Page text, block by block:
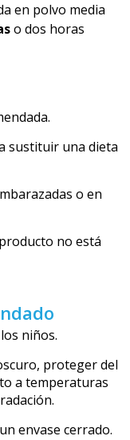
en polvo media
o dos horas
sustituir una dieta
o en
no está
niños.
proteger del
a temperaturas
envase cerrado.